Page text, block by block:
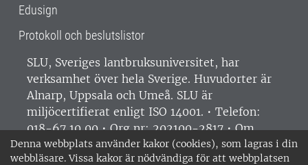
Denna webbplats använder kakor (cookies), som lagras i din
webbläsare. Vissa kakor är nödvändiga för att webbplatsen
Edusign
Protokoll och beslutslistor
SLU, Sveriges lantbruksuniversitet, har
verksamhet över hela Sverige. Huvudorter är
Alnarp, Uppsala och Umeå. SLU är
miljöcertifierat enligt ISO 14001. • Telefon:
018-67 10 00 • Org nr: 202100-2817 •Om
medarbetarwebben•SLU:s fakturaadress•
Om SLU:s webbplatser
•Vid KRIS